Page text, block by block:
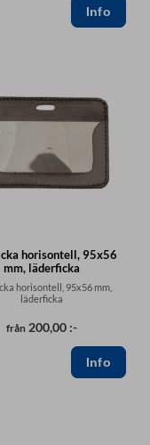
horisontell, 95x56
mm, läderficka
horisontell, 95x56 mm,
läderficka
från 200,00 :-